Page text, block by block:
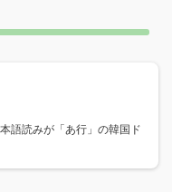
語読みが「あ行」の韓国ド